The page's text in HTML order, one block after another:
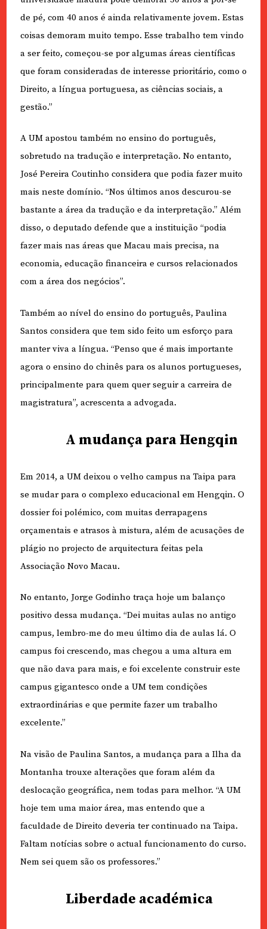
de pé, com 40 anos é ainda relativamente jovem. Estas
coisas demoram muito tempo. Esse trabalho tem vindo
a ser feito, começou-se por algumas áreas científicas
que foram consideradas de interesse prioritário, como o
Direito, a língua portuguesa, as ciências sociais, a
gestão.”
A UM apostou também no ensino do português,
sobretudo na tradução e interpretação. No entanto,
José Pereira Coutinho considera que podia fazer muito
mais neste domínio. “Nos últimos anos descurou-se
bastante a área da tradução e da interpretação.” Além
disso, o deputado defende que a instituição “podia
fazer mais nas áreas que Macau mais precisa, na
economia, educação financeira e cursos relacionados
com a área dos negócios”.
Também ao nível do ensino do português, Paulina
Santos considera que tem sido feito um esforço para
manter viva a língua. “Penso que é mais importante
agora o ensino do chinês para os alunos portugueses,
principalmente para quem quer seguir a carreira de
magistratura”, acrescenta a advogada.
A mudança para Hengqin
Em 2014, a UM deixou o velho campus na Taipa para
se mudar para o complexo educacional em Hengqin. O
dossier foi polémico, com muitas derrapagens
orçamentais e atrasos à mistura, além de acusações de
plágio no projecto de arquitectura feitas pela
Associação Novo Macau.
No entanto, Jorge Godinho traça hoje um balanço
positivo dessa mudança. “Dei muitas aulas no antigo
campus, lembro-me do meu último dia de aulas lá. O
campus foi crescendo, mas chegou a uma altura em
que não dava para mais, e foi excelente construir este
campus gigantesco onde a UM tem condições
extraordinárias e que permite fazer um trabalho
excelente.”
Na visão de Paulina Santos, a mudança para a Ilha da
Montanha trouxe alterações que foram além da
deslocação geográfica, nem todas para melhor. “A UM
hoje tem uma maior área, mas entendo que a
faculdade de Direito deveria ter continuado na Taipa.
Faltam notícias sobre o actual funcionamento do curso.
Nem sei quem são os professores.”
Liberdade académica